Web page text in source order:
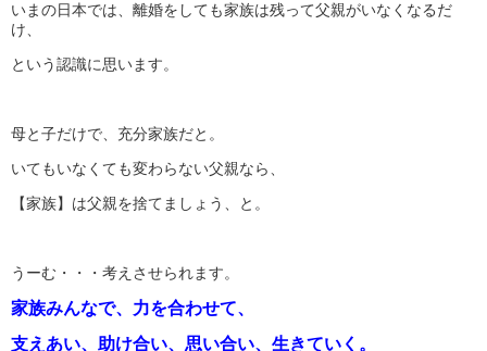
いまの日本では、離婚をしても家族は残って父親がいなくなるだ
け、
という認識に思います。
母と子だけで、充分家族だと。
いてもいなくても変わらない父親なら、
【家族】は父親を捨てましょう、と。
うーむ・・・考えさせられます。
家族みんなで、力を合わせて、
支えあい、助け合い、思い合い、生きていく。